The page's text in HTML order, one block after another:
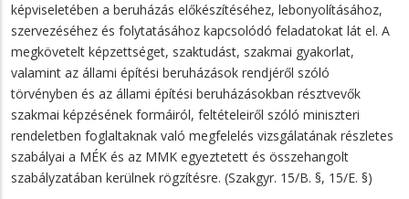
képviseletében a beruházás előkészítéséhez, lebonyolításához,
szervezéséhez és folytatásához kapcsolódó feladatokat lát el. A
megkövetelt képzettséget, szaktudást, szakmai gyakorlat,
valamint az állami építési beruházások rendjéről szóló
törvényben és az állami építési beruházásokban résztvevők
szakmai képzésének formáiról, feltételeiről szóló miniszteri
rendeletben foglaltaknak való megfelelés vizsgálatának részletes
szabályai a MÉK és az MMK egyeztetett és összehangolt
szabályzatában kerülnek rögzítésre. (Szakgyr. 15/B. §, 15/E. §)